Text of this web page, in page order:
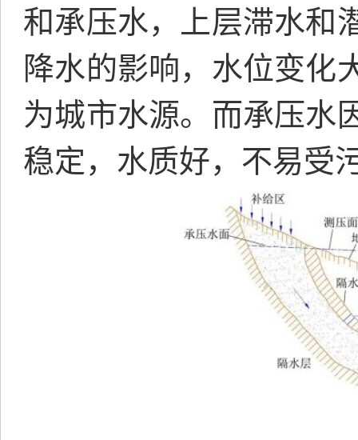
和承压水，上层滞水和
降水的影响，水位变化
为城市水源。而承压水
稳定，水质好，不易受